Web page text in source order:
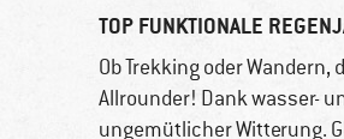
TOP FUNKTIONALE
Ob Trekking oder Wandern,
Allrounder! Dank wasser-
ungemütlicher Witterung.